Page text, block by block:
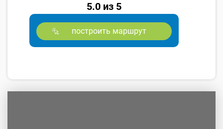
5.0 из 5
построить маршрут